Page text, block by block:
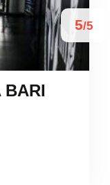
5/5
BARI